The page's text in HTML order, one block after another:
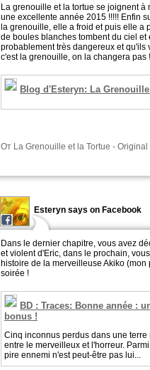
La grenouille et la tortue se joignent à
une excellente année 2015 !!!!! Enfin
la grenouille, elle a froid et puis elle a
de boules blanches tombent du ciel et
probablement très dangereux et qu'ils
c'est la grenouille, on la changera pas
Blog d'Esteryn: La
От La Grenouille et la Tortue - Original
Esteryn says on Facebook
Dans le dernier chapitre, vous avez
et violent d'Eric, dans le prochain,
histoire de la merveilleuse Akiko (mon
soirée !
BD : Traces: Bonne année :
bonus !
Cinq inconnus perdus dans une
entre le merveilleux et l'horreur.
pire ennemi n'est peut-être pas lui...